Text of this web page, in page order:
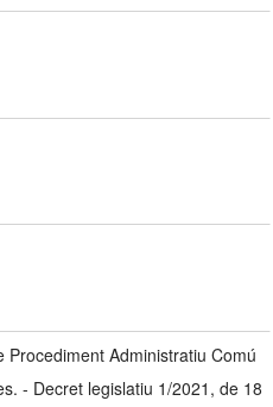
Procediment Administratiu Comú
- Decret legislatiu 1/2021, de 18